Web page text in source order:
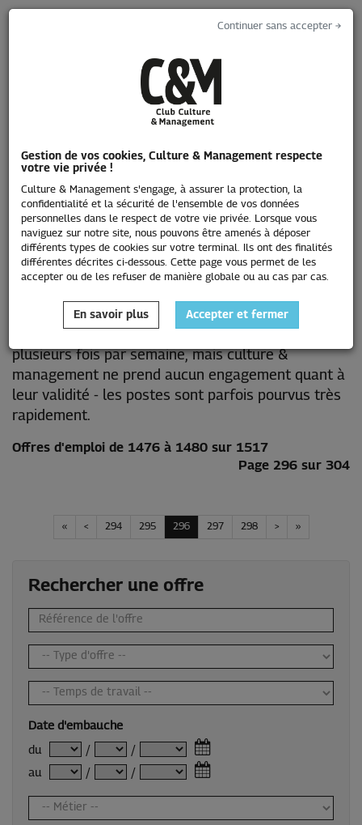
L'emploi
plusieurs fois par semaine, mais culture &
management ne prend aucun engagement quant à
leur validité - les postes sont parfois pourvus très
rapidement.
Offres d'emploi de 1476 à 1480 sur 1517
Page 296 sur 304
« < 294 295 296 297 298 > »
Rechercher une offre
Date d'embauche
du
/
/
au
/ /
Continuer sans accepter →
Gestion de vos cookies, Culture & Management respecte
votre vie privée !
Culture & Management s'engage, à assurer la protection, la
confidentialité et la sécurité de l'ensemble de vos données
personnelles dans le respect de votre vie privée. Lorsque vous
naviguez sur notre site, nous pouvons être amenés à déposer
différents types de cookies sur votre terminal. Ils ont des finalités
différentes décrites ci-dessous. Cette page vous permet de les
accepter ou de les refuser de manière globale ou au cas par cas.
En savoir plus Accepter et fermer